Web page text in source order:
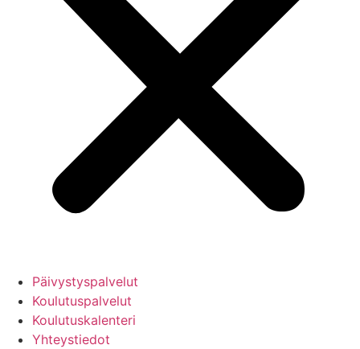
Päivystyspalvelut
Koulutuspalvelut
Koulutuskalenteri
Yhteystiedot